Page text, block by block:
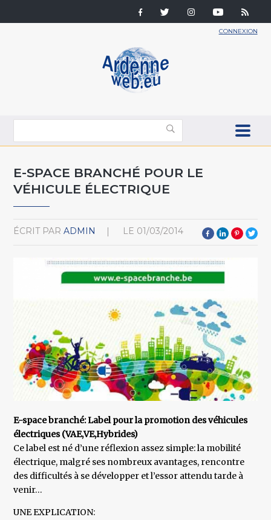
CONNEXION
E-SPACE BRANCHÉ POUR LE
VÉHICULE ÉLECTRIQUE
ÉCRIT PAR ADMIN LE 01/03/2014
E-space branché: Label pour la promotion des véhicules
électriques (VAE,VE,Hybrides)
Ce label est né d’une réflexion assez simple: la mobilité
électrique, malgré ses nombreux avantages, rencontre
des difficultés à se développer et l’essor attendu tarde à
venir…
UNE EXPLICATION: